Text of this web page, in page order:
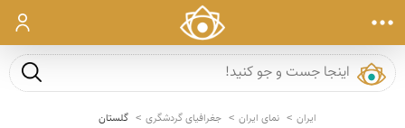
ورود
جست و
ایران نمای ایران جغرافیای گردشگری گلستان